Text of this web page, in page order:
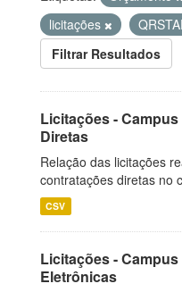
licitações
Filtrar Resultados
Licitações -
Diretas
Relação das licitações
contratações diretas no
CSV
Licitações -
Eletrônicas